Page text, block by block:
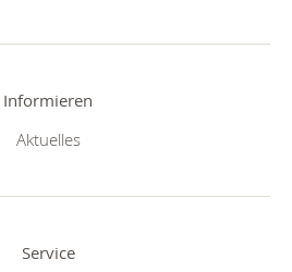
Informieren
Aktuelles
Service